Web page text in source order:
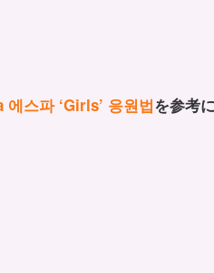
스파 ‘Girls’ 응원법を参考